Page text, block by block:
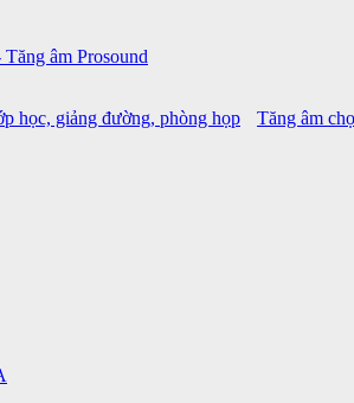
âm Prosound
học, giảng đường, phòng họp Tăng âm